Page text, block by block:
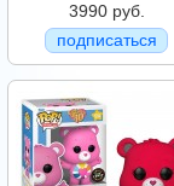
3990 руб.
подписаться